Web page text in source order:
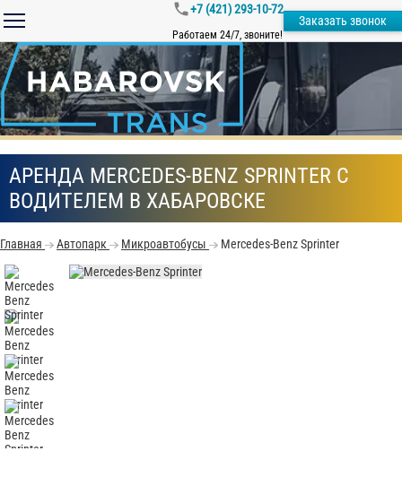
+7 (421) 293-10-72
Работаем 24/7, звоните!
Заказать звонок
АРЕНДА MERCEDES-BENZ SPRINTER С
ВОДИТЕЛЕМ В ХАБАРОВСКЕ
Главная Автопарк Микроавтобусы Mercedes-Benz Sprinter